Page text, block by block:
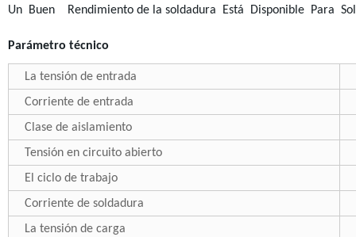
Un Buen Rendimiento de la soldadura Está Disponible Para
Parámetro técnico
La tensión de entrada
Corriente de entrada
Clase de aislamiento
Tensión en circuito abierto
El ciclo de trabajo
Corriente de soldadura
La tensión de carga